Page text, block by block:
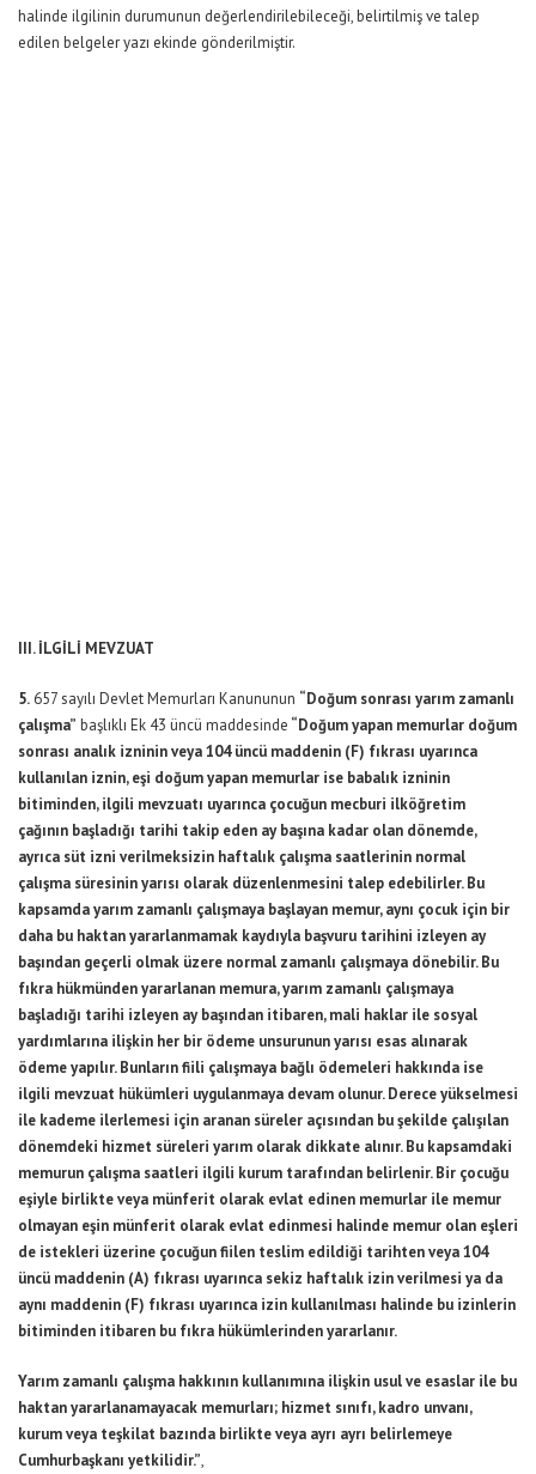
halinde ilgilinin durumunun değerlendirilebileceği, belirtilmiş ve talep
edilen belgeler yazı ekinde gönderilmiştir.
III. İLGİLİ MEVZUAT
5. 657 sayılı Devlet Memurları Kanununun “Doğum sonrası yarım zamanlı
çalışma” başlıklı Ek 43 üncü maddesinde “Doğum yapan memurlar doğum
sonrası analık izninin veya 104 üncü maddenin (F) fıkrası uyarınca
kullanılan iznin, eşi doğum yapan memurlar ise babalık izninin
bitiminden, ilgili mevzuatı uyarınca çocuğun mecburi ilköğretim
çağının başladığı tarihi takip eden ay başına kadar olan dönemde,
ayrıca süt izni verilmeksizin haftalık çalışma saatlerinin normal
çalışma süresinin yarısı olarak düzenlenmesini talep edebilirler. Bu
kapsamda yarım zamanlı çalışmaya başlayan memur, aynı çocuk için bir
daha bu haktan yararlanmamak kaydıyla başvuru tarihini izleyen ay
başından geçerli olmak üzere normal zamanlı çalışmaya dönebilir. Bu
fıkra hükmünden yararlanan memura, yarım zamanlı çalışmaya
başladığı tarihi izleyen ay başından itibaren, mali haklar ile sosyal
yardımlarına ilişkin her bir ödeme unsurunun yarısı esas alınarak
ödeme yapılır. Bunların fiili çalışmaya bağlı ödemeleri hakkında ise
ilgili mevzuat hükümleri uygulanmaya devam olunur. Derece yükselmesi
ile kademe ilerlemesi için aranan süreler açısından bu şekilde çalışılan
dönemdeki hizmet süreleri yarım olarak dikkate alınır. Bu kapsamdaki
memurun çalışma saatleri ilgili kurum tarafından belirlenir. Bir çocuğu
eşiyle birlikte veya münferit olarak evlat edinen memurlar ile memur
olmayan eşin münferit olarak evlat edinmesi halinde memur olan eşleri
de istekleri üzerine çocuğun fiilen teslim edildiği tarihten veya 104
üncü maddenin (A) fıkrası uyarınca sekiz haftalık izin verilmesi ya da
aynı maddenin (F) fıkrası uyarınca izin kullanılması halinde bu izinlerin
bitiminden itibaren bu fıkra hükümlerinden yararlanır.
Yarım zamanlı çalışma hakkının kullanımına ilişkin usul ve esaslar ile bu
haktan yararlanamayacak memurları; hizmet sınıfı, kadro unvanı,
kurum veya teşkilat bazında birlikte veya ayrı ayrı belirlemeye
Cumhurbaşkanı yetkilidir.”,